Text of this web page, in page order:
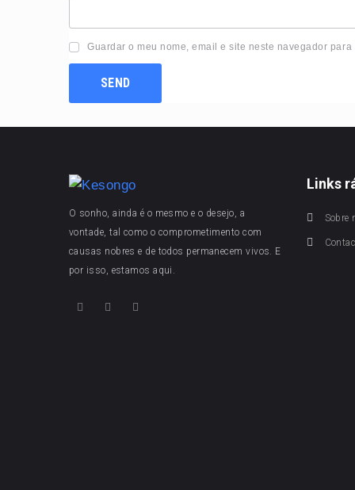
Guardar o meu nome, email e site neste navegador
O sonho, ainda é o mesmo e o desejo, a
vontade, tal como o comprometimento com
causas nobres e de todos permanecem vivos. E
por isso, estamos aqui.
Links
Sobre